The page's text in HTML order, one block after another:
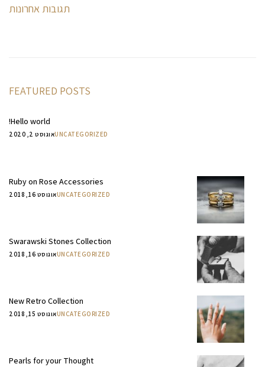
תגובות אחרונות
FEATURED POSTS
Hello world!
UNCATEGORIZEDאוגוסט 2, 2020
Ruby on Rose Accessories
UNCATEGORIZEDאוגוסט 16, 2018
Swarawski Stones Collection
UNCATEGORIZEDאוגוסט 16, 2018
New Retro Collection
UNCATEGORIZEDאוגוסט 15, 2018
Pearls for your Thought